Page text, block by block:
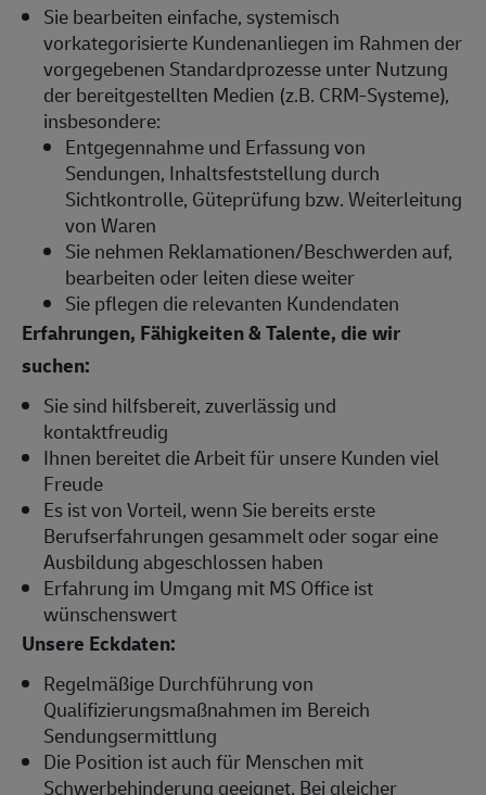
Sie bearbeiten einfache, systemisch
vorkategorisierte Kundenanliegen im Rahmen der
vorgegebenen Standardprozesse unter Nutzung
der bereitgestellten Medien (z.B. CRM-Systeme),
insbesondere:
Entgegennahme und Erfassung von
Sendungen, Inhaltsfeststellung durch
Sichtkontrolle, Güteprüfung bzw. Weiterleitung
von Waren
Sie nehmen Reklamationen/Beschwerden auf,
bearbeiten oder leiten diese weiter
Sie pflegen die relevanten Kundendaten
Erfahrungen, Fähigkeiten & Talente, die wir
suchen:
Sie sind hilfsbereit, zuverlässig und
kontaktfreudig
Ihnen bereitet die Arbeit für unsere Kunden viel
Freude
Es ist von Vorteil, wenn Sie bereits erste
Berufserfahrungen gesammelt oder sogar eine
Ausbildung abgeschlossen haben
Erfahrung im Umgang mit MS Office ist
wünschenswert
Unsere Eckdaten:
Regelmäßige Durchführung von
Qualifizierungsmaßnahmen im Bereich
Sendungsermittlung
Die Position ist auch für Menschen mit
Schwerbehinderung geeignet. Bei gleicher